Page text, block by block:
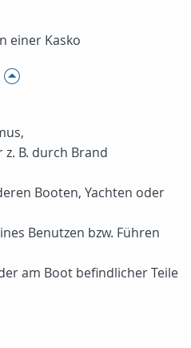
einer Kasko
B. durch Brand
Booten, Yachten oder
Benutzen bzw. Führen
am Boot befindlicher Teile